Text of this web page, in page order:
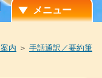
メニュー
内 ＞ 手話通訳／要約筆